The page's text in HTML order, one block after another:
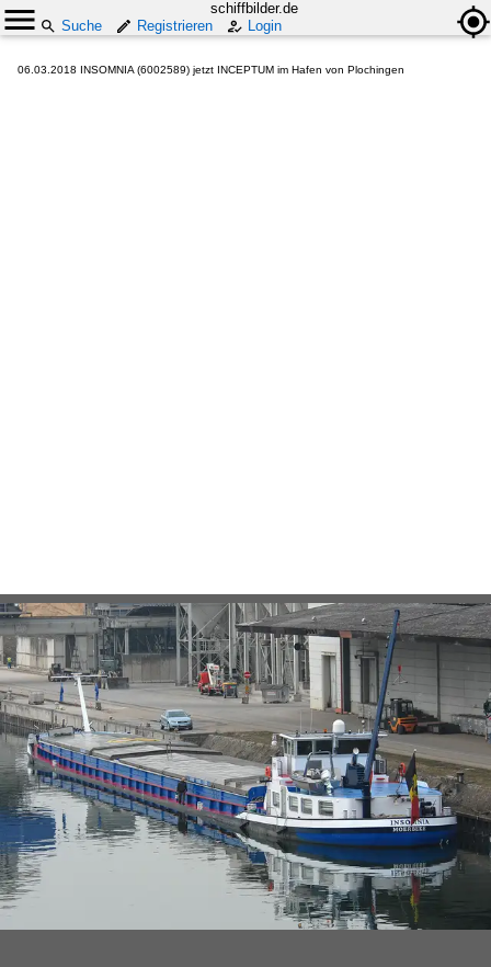
schiffbilder.de
Suche
Registrieren Login
06.03.2018 INSOMNIA (6002589) jetzt INCEPTUM im Hafen von Plochingen